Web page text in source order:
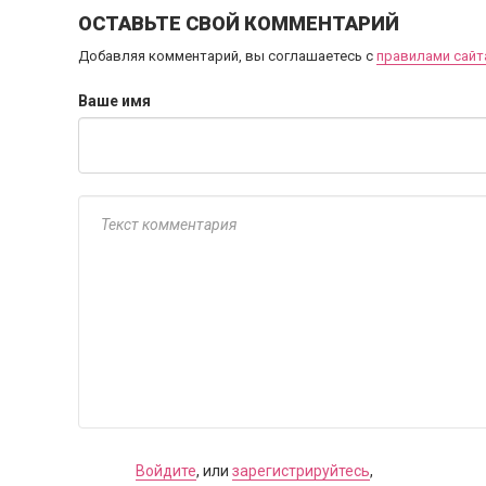
ОСТАВЬТЕ СВОЙ КОММЕНТАРИЙ
Добавляя комментарий, вы соглашаетесь с правилами
Ваше имя
Войдите, или зарегистрируйтесь,